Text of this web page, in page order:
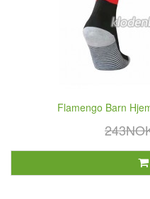
Flamengo Barn